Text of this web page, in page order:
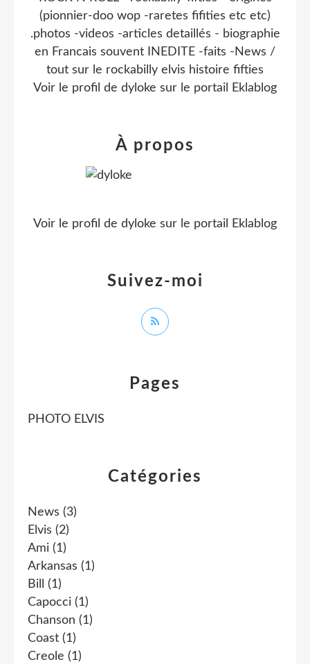
Catégories
News (3)
Elvis (2)
Ami (1)
Arkansas (1)
Bill
(1)
Capocci (1)
Chanson (1)
Coast (1)
Creole (1)
Pages
PHOTO ELVIS
(pionnier-doo wop -raretes fifities etc etc)
.photos -videos -articles detaillés - biographie
en Francais souvent INEDITE -faits -News /
tout sur le rockabilly elvis histoire fifties
Voir le profil de dyloke sur le portail Eklablog
Suivez-moi
À propos
Voir le profil de dyloke sur le portail Eklablog